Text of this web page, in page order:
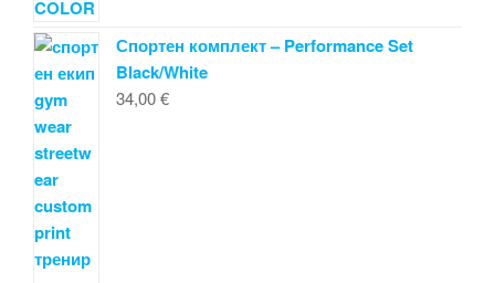
Спортен комплект – Performance Set
Black/White
34,00€